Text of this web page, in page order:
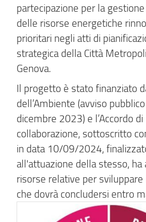
partecipazione per la
delle risorse energetiche
prioritari negli atti di
strategica della Città
Genova.
Il progetto è stato finanziato
dell’Ambiente (avviso
dicembre 2023) e l’Accordo di
collaborazione, sottoscritto
in data 10/09/2024,
all'attuazione della stesso, ha
risorse relative per
che dovrà concludersi entro